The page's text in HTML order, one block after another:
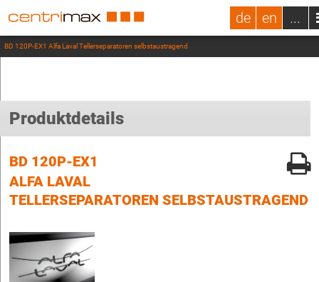
de en ...
BD 120P-EX1 Alfa Laval Tellerseparatoren selbstaustragend
Produktdetails
BD 120P-EX1
ALFA LAVAL
TELLERSEPARATOREN SELBSTAUSTRAGEND